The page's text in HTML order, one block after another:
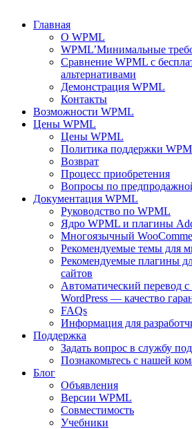
Главная
О WPML
WPML’Минимальные
Сравнение WPML с
альтернативами
Демонстрация WPML
Контакты
Возможности WPML
Цены WPML
Цены WPML
Политика поддержки
Возврат
Процесс приобретения
Вопросы по
Документация WPML
Руководство по WPML
Ядро WPML и плагины
Многоязычный
Рекомендуемые темы для
Рекомендуемые плагины
сайтов
Автоматический перевод
WordPress — качество
FAQs
Информация для
Поддержка
Задать вопрос в службу
Познакомьтесь с нашей
Блог
Объявления
Версии WPML
Совместимость
Учебники